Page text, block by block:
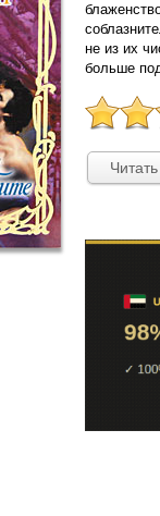
не из их
больше